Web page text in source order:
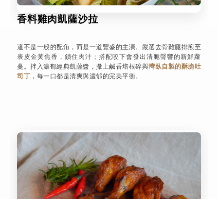
香料雞肉凱薩沙拉
這不是一般的配角，而是一道豐盛的主演。嚴選去骨雞腿排煎至
表皮金黃焦香，鎖住肉汁；搭配咬下會發出清脆聲響的新鮮蘿
蔓。拌入濃郁經典凱薩醬，撒上鹹香培根碎與灣臥自製的酥脆吐
司丁 ，每一口都是清爽與濃郁的完美平衡。